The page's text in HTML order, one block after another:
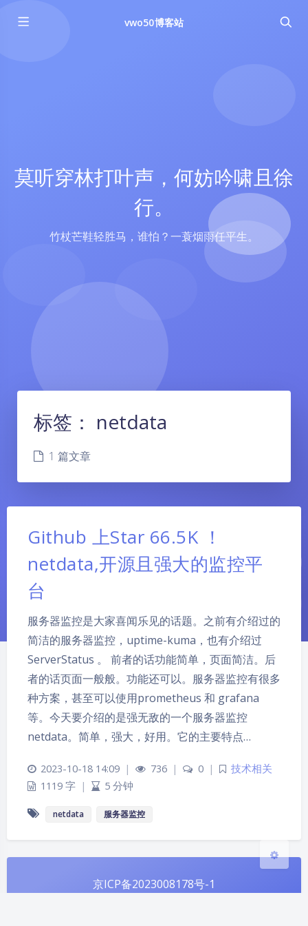
vwo50博客站
莫听穿林打叶声，何妨吟啸且徐
行。
竹杖芒鞋轻胜马，谁怕？一蓑烟雨任平生。
夜间模式
Sans Serif
标签： netdata
1 篇文章
Github 上Star 66.5K ！
netdata,开源且强大的监控平
台
服务器监控是大家喜闻乐见的话题。之前有介绍过的
简洁的服务器监控，uptime-kuma，也有介绍过
ServerStatus 。 前者的话功能简单，页面简洁。后
者的话页面一般般。功能还可以。服务器监控有很多
种方案，甚至可以使用prometheus 和 grafana
等。今天要介绍的是强无敌的一个服务器监控
netdata。简单，强大，好用。它的主要特点…
2023-10-18 14:09 | 736 | 0 |
技术相关
1119 字 | 5 分钟
netdata 服务器监控
京ICP备2023008178号-1